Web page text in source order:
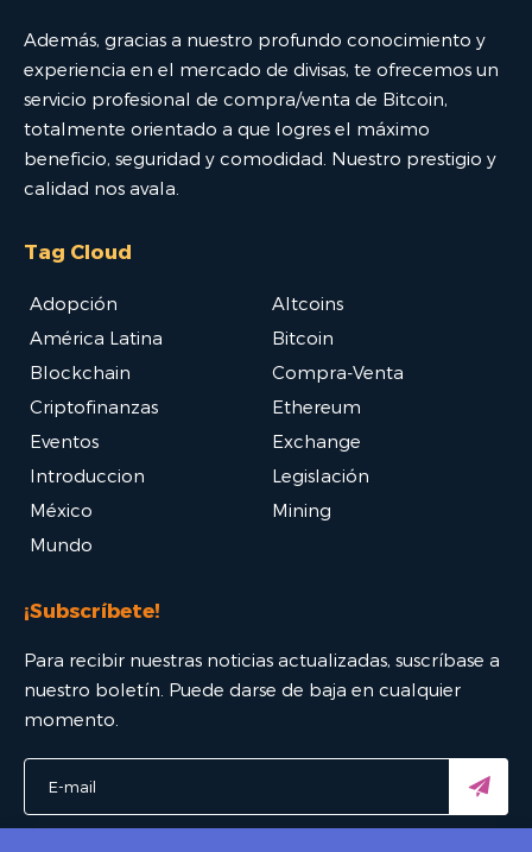
Además, gracias a nuestro profundo conocimiento y
experiencia en el mercado de divisas, te ofrecemos un
servicio profesional de compra/venta de Bitcoin,
totalmente orientado a que logres el máximo
beneficio, seguridad y comodidad. Nuestro prestigio y
calidad nos avala.
Tag Cloud
Adopción
Altcoins
América Latina
Bitcoin
Blockchain
Compra-Venta
Criptofinanzas
Ethereum
Eventos
Exchange
Introduccion
Legislación
México
Mining
Mundo
¡Subscríbete!
Para recibir nuestras noticias actualizadas, suscríbase a
nuestro boletín. Puede darse de baja en cualquier
momento.